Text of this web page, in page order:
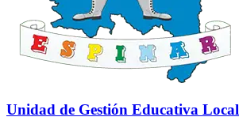
Unidad de Gestión Educativa Local